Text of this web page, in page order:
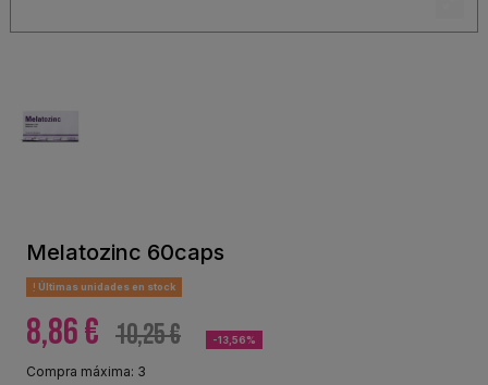
Melatozinc 60caps
Últimas unidades en stock
8,86 € 10,25 € -13,56%
Compra máxima: 3